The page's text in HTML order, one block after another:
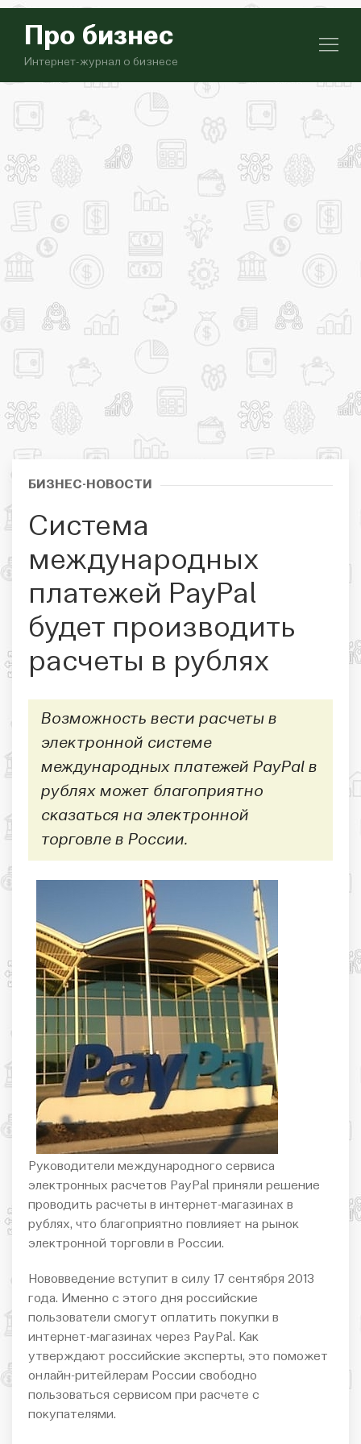
Про бизнес
Интернет-журнал о бизнесе
БИЗНЕС-НОВОСТИ
Система
международных
платежей PayPal
будет производить
расчеты в рублях
Возможность вести расчеты в
электронной системе
международных платежей PayPal в
рублях может благоприятно
сказаться на электронной
торговле в России.
Руководители международного сервиса
электронных расчетов PayPal приняли решение
проводить расчеты в интернет-магазинах в
рублях, что благоприятно повлияет на рынок
электронной торговли в России.
Нововведение вступит в силу 17 сентября 2013
года. Именно с этого дня российские
пользователи смогут оплатить покупки в
интернет-магазинах через PayPal. Как
утверждают российские эксперты, это поможет
онлайн-ритейлерам России свободно
пользоваться сервисом при расчете с
покупателями.